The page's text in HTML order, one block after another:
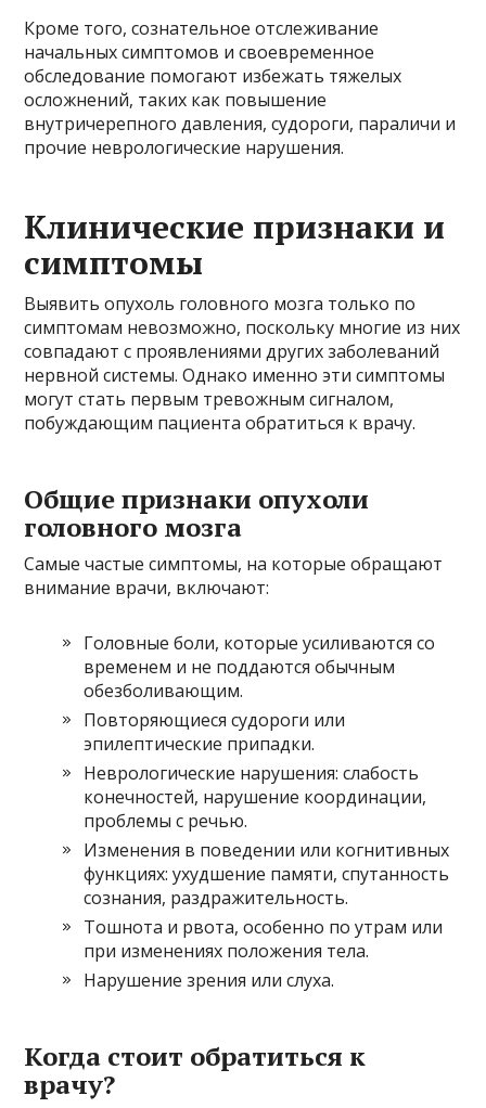
Кроме того, сознательное отслеживание
начальных симптомов и своевременное
обследование помогают избежать тяжелых
осложнений, таких как повышение
внутричерепного давления, судороги, параличи и
прочие неврологические нарушения.
Клинические признаки и
симптомы
Выявить опухоль головного мозга только по
симптомам невозможно, поскольку многие из них
совпадают с проявлениями других заболеваний
нервной системы. Однако именно эти симптомы
могут стать первым тревожным сигналом,
побуждающим пациента обратиться к врачу.
Общие признаки опухоли
головного мозга
Самые частые симптомы, на которые обращают
внимание врачи, включают:
Головные боли, которые усиливаются со
временем и не поддаются обычным
обезболивающим.
Повторяющиеся судороги или
эпилептические припадки.
Неврологические нарушения: слабость
конечностей, нарушение координации,
проблемы с речью.
Изменения в поведении или когнитивных
функциях: ухудшение памяти, спутанность
сознания, раздражительность.
Тошнота и рвота, особенно по утрам или
при изменениях положения тела.
Нарушение зрения или слуха.
Когда стоит обратиться к
врачу?